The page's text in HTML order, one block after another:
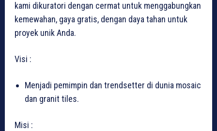
kami dikuratori dengan cermat untuk menggabungkan
kemewahan, gaya gratis, dengan daya tahan untuk
proyek unik Anda.
Visi :
Menjadi pemimpin dan trendsetter di dunia mosaic
dan granit tiles.
Misi :